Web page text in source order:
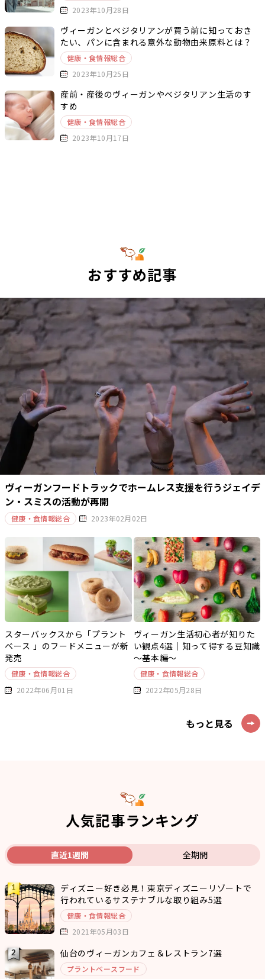
2023年10月28日
ヴィーガンとベジタリアンが買う前に知っておき
たい、パンに含まれる意外な動物由来原料とは？
健康・食情報総合
2023年10月25日
産前・産後のヴィーガンやベジタリアン生活のす
すめ
健康・食情報総合
2023年10月17日
おすすめ記事
ヴィーガンフードトラックでホームレス支援を行うジェイデ
ン・スミスの活動が再開
健康・食情報総合 2023年02月02日
スターバックスから「プラント
ベース 」のフードメニューが新
発売
健康・食情報総合
2022年06月01日
ヴィーガン生活初心者が知りた
い観点4選｜知って得する豆知識
～基本編～
健康・食情報総合
2022年05月28日
もっと見る
人気記事ランキング
直近1週間 全期間
ディズニー好き必見！東京ディズニーリゾートで
行われているサステナブルな取り組み5選
健康・食情報総合
2021年05月03日
仙台のヴィーガンカフェ＆レストラン7選
プラントベースフード